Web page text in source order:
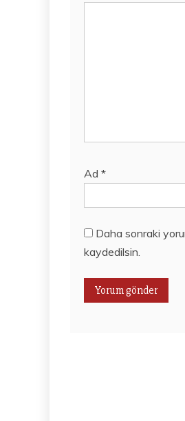
Ad *
Daha sonraki
kaydedilsin.